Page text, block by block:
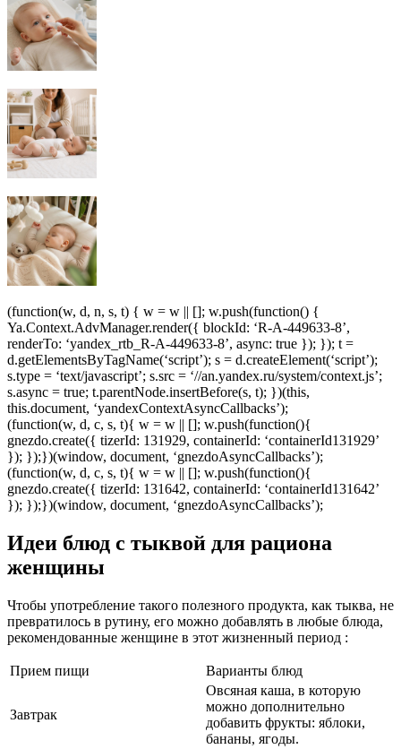
(function(w, d, n, s, t) { w = w || []; w.push(function() {
Ya.Context.AdvManager.render({ blockId: ‘R-A-449633-8’,
renderTo: ‘yandex_rtb_R-A-449633-8’, async: true }); }); t =
d.getElementsByTagName(‘script’); s = d.createElement(‘script’);
s.type = ‘text/javascript’; s.src = ‘//an.yandex.ru/system/context.js’;
s.async = true; t.parentNode.insertBefore(s, t); })(this,
this.document, ‘yandexContextAsyncCallbacks’);
(function(w, d, c, s, t){ w = w || []; w.push(function(){
gnezdo.create({ tizerId: 131929, containerId: ‘containerId131929’
}); });})(window, document, ‘gnezdoAsyncCallbacks’);
(function(w, d, c, s, t){ w = w || []; w.push(function(){
gnezdo.create({ tizerId: 131642, containerId: ‘containerId131642’
}); });})(window, document, ‘gnezdoAsyncCallbacks’);
Идеи блюд с тыквой для рациона
женщины
Чтобы употребление такого полезного продукта, как тыква, не
превратилось в рутину, его можно добавлять в любые блюда,
рекомендованные женщине в этот жизненный период :
Прием пищи Варианты блюд
Завтрак
Овсяная каша, в которую
можно дополнительно
добавить фрукты: яблоки,
бананы, ягоды.